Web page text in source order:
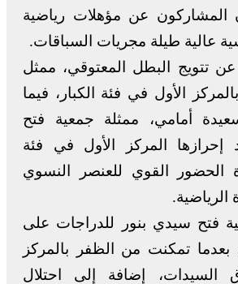
المشاركون عن مؤهلات رياضية
عالية طيلة مجريات السباقات.
عن تتويج البطل المعتوقي، ممثل
الأول في فئة الكبار، فيما
أمامي، ممثلة جمعية فتح
إحرازها المركز الأول في فئة
الحضور القوي للعنصر النسوي
فتح سيدي بنور للدراجات على
بعدما تمكنت من الظفر بالمركز
السيدات، إضافة إلى احتلال